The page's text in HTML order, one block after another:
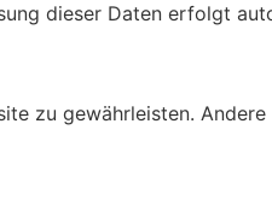
dieser Daten erfolgt
zu gewährleisten.